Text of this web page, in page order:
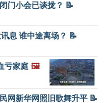
门小会已谈拢？ 📝
息 谁中途离场？ 📝
亏家庭 🖼️
网新华网照旧歌舞升平 📝